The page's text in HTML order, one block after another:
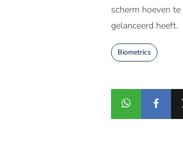
scherm hoeven
gelanceerd heeft.
Biometrics